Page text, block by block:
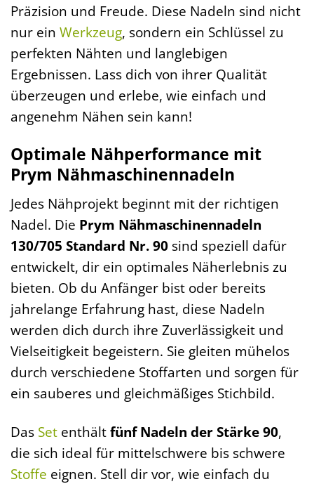
Präzision und Freude. Diese Nadeln sind nicht
nur ein Werkzeug, sondern ein Schlüssel zu
perfekten Nähten und langlebigen
Ergebnissen. Lass dich von ihrer Qualität
überzeugen und erlebe, wie einfach und
angenehm Nähen sein kann!
Optimale Nähperformance mit
Prym Nähmaschinennadeln
Jedes Nähprojekt beginnt mit der richtigen
Nadel. Die Prym Nähmaschinennadeln
130/705 Standard Nr. 90 sind speziell dafür
entwickelt, dir ein optimales Näherlebnis zu
bieten. Ob du Anfänger bist oder bereits
jahrelange Erfahrung hast, diese Nadeln
werden dich durch ihre Zuverlässigkeit und
Vielseitigkeit begeistern. Sie gleiten mühelos
durch verschiedene Stoffarten und sorgen für
ein sauberes und gleichmäßiges Stichbild.
Das Set enthältfünf Nadeln der Stärke 90,
die sich ideal für mittelschwere bis schwere
Stoffe eignen. Stell dir vor, wie einfach du